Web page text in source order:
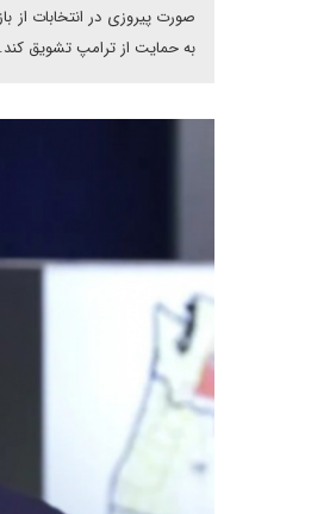
صورت پیروزی در انتخابات
به حمایت از ترامپ تشویق کند.